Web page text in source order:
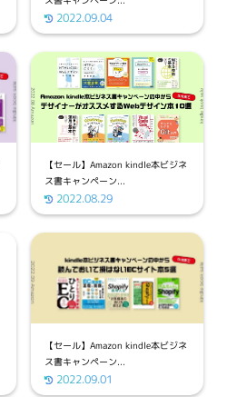
2022.09.04
【セール】Amazon kindle本ビジネ
ス書キャンペーン...
2022.08.29
【セール】Amazon kindle本ビジネ
ス書キャンペーン...
2022.09.01